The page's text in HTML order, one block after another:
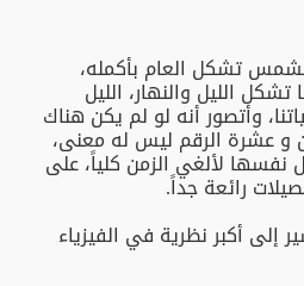
تشكل العام بأكمله،
الليل والنهار، الليل
وأتصور أنه لو لم يكن هناك
و عشرة الرقم ليس له معنى،
نفسها لألغي الزمن كلياً، على
رائعة جداً.
إلى أكبر نظرية في الفيزياء